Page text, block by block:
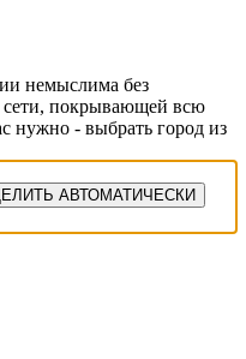
немыслима без
сети, покрывающей всю
нужно - выбрать город из
АВТОМАТИЧЕСКИ